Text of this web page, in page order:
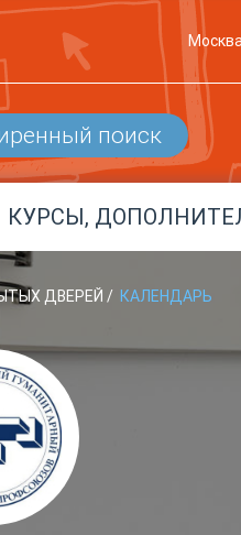
Москва
поиск
КУРСЫ,
ДВЕРЕЙ / КАЛЕНДАРЬ